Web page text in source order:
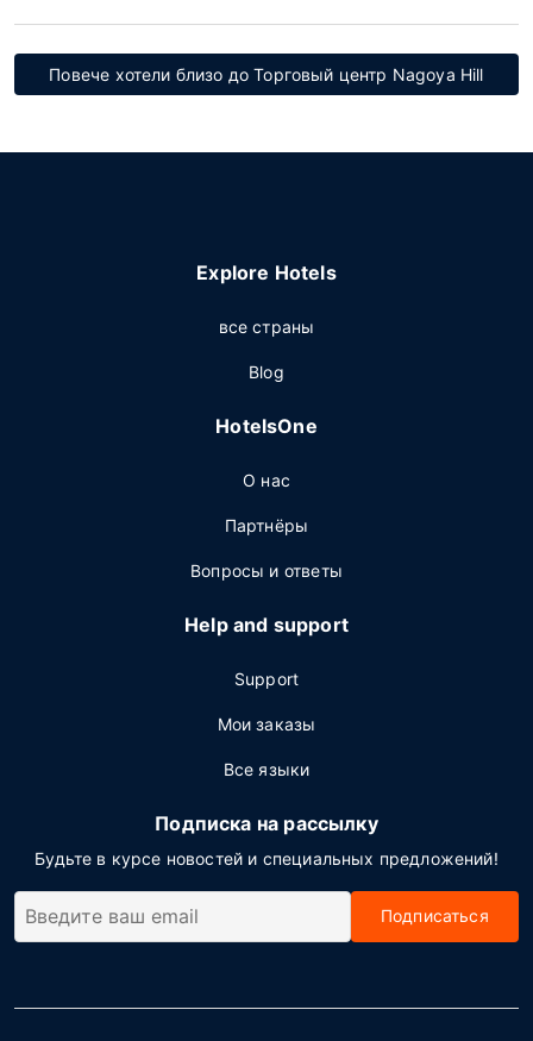
Повече хотели близо до Торговый центр Nagoya Hill
Explore Hotels
все страны
Blog
HotelsOne
О нас
Партнёры
Вопросы и ответы
Help and support
Support
Мои заказы
Все языки
Подписка на рассылку
Будьте в курсе новостей и специальных предложений!
Подписаться